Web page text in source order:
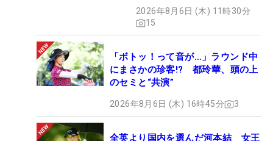
2026年8月6日 (木) 11時30分
15
「ボトッ！って音が…」ラウンド中
にまさかの珍客!? 都玲華、頭の上
のセミと“共演”
2026年8月6日 (木) 16時45分 3
全英より国内を選んだ河本結 女王